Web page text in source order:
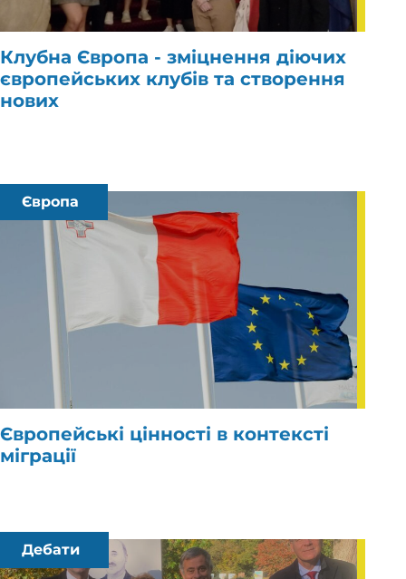
Клубна Європа - зміцнення діючих
європейських клубів та створення
нових
Європа
Європейські цінності в контексті
міграції
Дебати